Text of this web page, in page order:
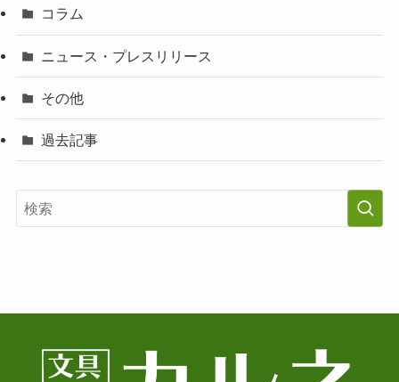
コラム
ニュース・プレスリリース
その他
過去記事